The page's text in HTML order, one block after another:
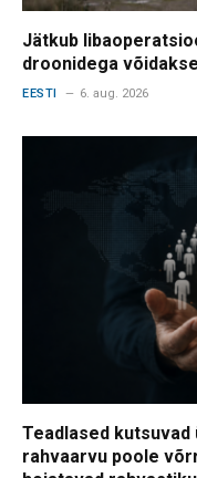
Jätkub
droonidega
EESTI 6. aug. 2026
Teadlased kutsuvad
rahvaarvu poole